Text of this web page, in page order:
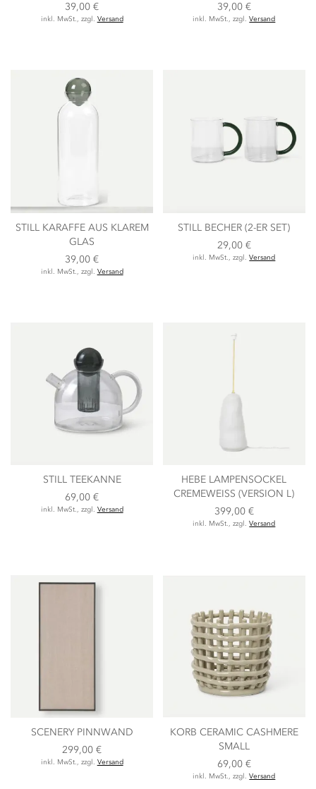
39,00 €
inkl. MwSt., zzgl. Versand
39,00 €
inkl. MwSt., zzgl.Versand
STILL KARAFFE AUS KLAREM
GLAS
39,00 €
inkl. MwSt., zzgl. Versand
STILL BECHER (2-ER SET)
29,00 €
inkl. MwSt., zzgl.Versand
STILL TEEKANNE
69,00 €
inkl. MwSt., zzgl. Versand
HEBE LAMPENSOCKEL
CREMEWEISS (VERSION L)
399,00 €
inkl. MwSt., zzgl.Versand
SCENERY PINNWAND
299,00 €
inkl. MwSt., zzgl. Versand
KORB CERAMIC CASHMERE
SMALL
69,00 €
inkl. MwSt., zzgl.Versand